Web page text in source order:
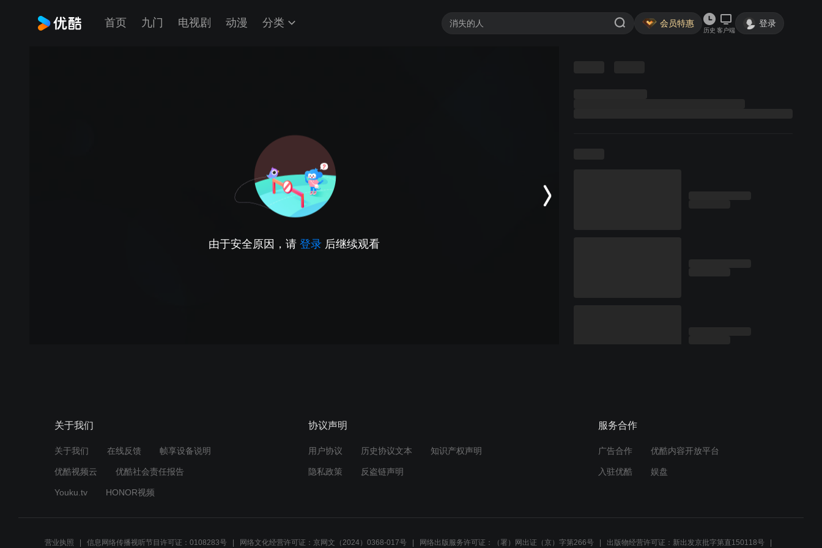
首页 九门 电视剧 动漫 分类 会员特惠
历史 客户端
登录
由于安全原因，请 登录 后继续观看
关于我们
关于我们 在线反馈 帧享设备说明
优酷视频云 优酷社会责任报告
Youku.tv HONOR视频
协议声明
用户协议 历史协议文本 知识产权声明
隐私政策 反盗链声明
服务合作
广告合作 优酷内容开放平台
入驻优酷 娱盘
营业执照 信息网络传播视听节目许可证：0108283号 网络文化经营许可证：京网文（2024）0368-017号 网络出版服务许可证：（署）网出证（京）字第266号 出版物经营许可证：新出发京批字第直150118号